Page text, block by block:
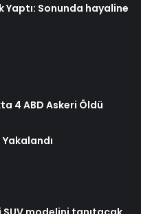
Yaptı: Sonunda hayaline
4 ABD Askeri Öldü
Yakalandı